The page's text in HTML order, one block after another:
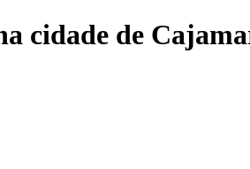
cidade de